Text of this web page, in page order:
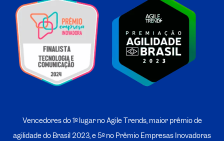
Vencedores do 1º lugar no Agile Trends, maior prêmio de
agilidade do Brasil 2023, e 5º no Prêmio Empresas Inovadoras